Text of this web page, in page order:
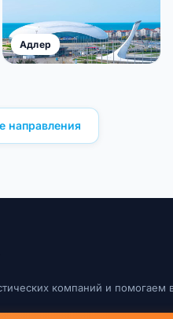
направления
компаний и помогаем